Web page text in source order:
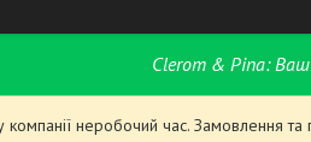
Clerom & Pina:
компанії неробочий час. Замовлення